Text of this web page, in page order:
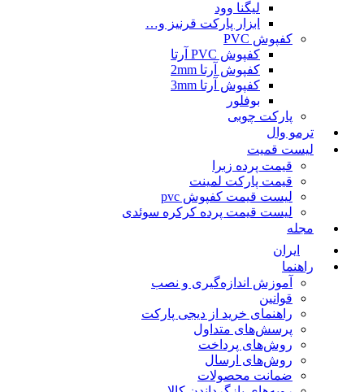
لیگنا وود
ابزار پارکت قرنیز و…
کفپوش PVC
کفپوش PVC آرتا
کفپوش آرتا 2mm
کفپوش آرتا 3mm
بوفلور
پارکت چوبی
ترمو وال
لیست قمیت
قیمت پرده زبرا
قیمت پارکت لمینت
لیست قیمت کفپوش pvc
لیست قیمت پرده کرکره سوئدی
مجله
ایران
راهنما
آموزش اندازه‌گیری و نصب
قوانین
راهنمای خرید از دیجی پارکت
پرسش‌های متداول
روش‌های پرداخت
روش‌های ارسال
ضمانت محصولات